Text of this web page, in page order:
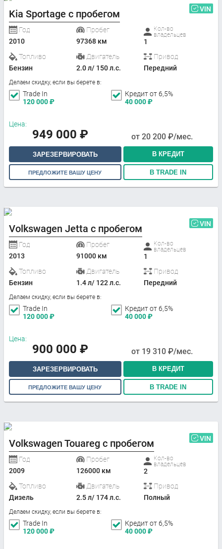
Kia Sportage с пробегом VIN
Год
2010
Пробег
97368 км
Кол-во
владельцев
1
Топливо
Бензин
Двигатель
2.0 л/ 150 л.с.
Привод
Передний
Делаем скидку, если вы берете в:
Trade In
120 000₽
Кредит от 6,5%
40 000₽
Цена:
949 000 ₽ от 20 200 ₽/мес.
ЗАРЕЗЕРВИРОВАТЬ В КРЕДИТ
ПРЕДЛОЖИТЕ ВАШУ ЦЕНУ В TRADE IN
Volkswagen Jetta с пробегом VIN
Год
2013
Пробег
91000 км
Кол-во
владельцев
1
Топливо
Бензин
Двигатель
1.4 л/ 122 л.с.
Привод
Передний
Делаем скидку, если вы берете в:
Trade In
120 000₽
Кредит от 6,5%
40 000₽
Цена:
900 000 ₽ от 19 310 ₽/мес.
ЗАРЕЗЕРВИРОВАТЬ В КРЕДИТ
ПРЕДЛОЖИТЕ ВАШУ ЦЕНУ В TRADE IN
Volkswagen Touareg с пробегом VIN
Год
2009
Пробег
126000 км
Кол-во
владельцев
2
Топливо
Дизель
Двигатель
2.5 л/ 174 л.с.
Привод
Полный
Делаем скидку, если вы берете в:
Trade In
120 000₽
Кредит от 6,5%
40 000₽